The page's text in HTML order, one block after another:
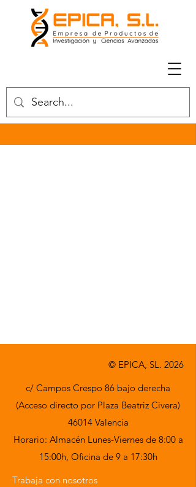
© EPICA, SL. 2026
c/ Campos Crespo 86 bajo derecha
(Acceso directo por Plaza Beatriz Civera)
46014 Valencia
Horario: Almacén Lunes-Viernes de 8:00 a
15:00h, Oficina de 9 a 17:30h
Trabaja con nosotros